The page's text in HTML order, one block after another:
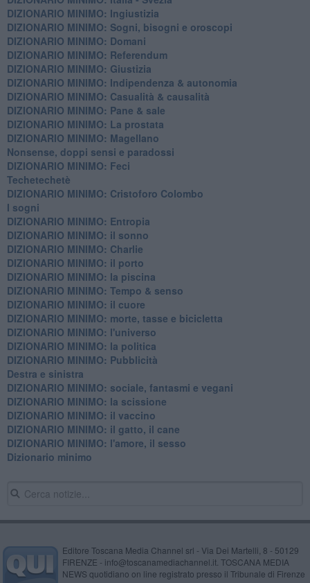
DIZIONARIO MINIMO: ​Ingiustizia
DIZIONARIO MINIMO: ​Sogni, bisogni e oroscopi
DIZIONARIO MINIMO: Domani
DIZIONARIO MINIMO: Referendum
DIZIONARIO MINIMO: Giustizia
DIZIONARIO MINIMO: ​Indipendenza & autonomia
DIZIONARIO MINIMO: ​Casualità & causalità
​DIZIONARIO MINIMO: Pane & sale
DIZIONARIO MINIMO: La prostata
​DIZIONARIO MINIMO: Magellano
Nonsense, doppi sensi e paradossi
DIZIONARIO MINIMO: Feci
Techetechetè
DIZIONARIO MINIMO: Cristoforo Colombo
I sogni
DIZIONARIO MINIMO: Entropia
DIZIONARIO MINIMO: il sonno
DIZIONARIO MINIMO: Charlie
DIZIONARIO MINIMO: il porto
DIZIONARIO MINIMO: la piscina
DIZIONARIO MINIMO: Tempo & senso
DIZIONARIO MINIMO: il cuore
DIZIONARIO MINIMO: morte, tasse e bicicletta
DIZIONARIO MINIMO: l'universo
DIZIONARIO MINIMO: la politica
DIZIONARIO MINIMO: Pubblicità
Destra e sinistra
DIZIONARIO MINIMO: sociale, fantasmi e vegani
DIZIONARIO MINIMO: la scissione
DIZIONARIO MINIMO: il vaccino
DIZIONARIO MINIMO: il gatto, il cane
DIZIONARIO MINIMO: l'amore, il sesso
Dizionario minimo
Editore Toscana Media Channel srl - Via Dei Martelli, 8 - 50129
FIRENZE - info@toscanamediachannel.it. TOSCANA MEDIA
NEWS quotidiano on line registrato presso il Tribunale di Firenze